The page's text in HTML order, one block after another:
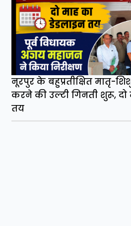
नूरपुर के बहुप्रतीक्षित मातृ-
करने की उल्टी गिनती शुरू, दो
तय